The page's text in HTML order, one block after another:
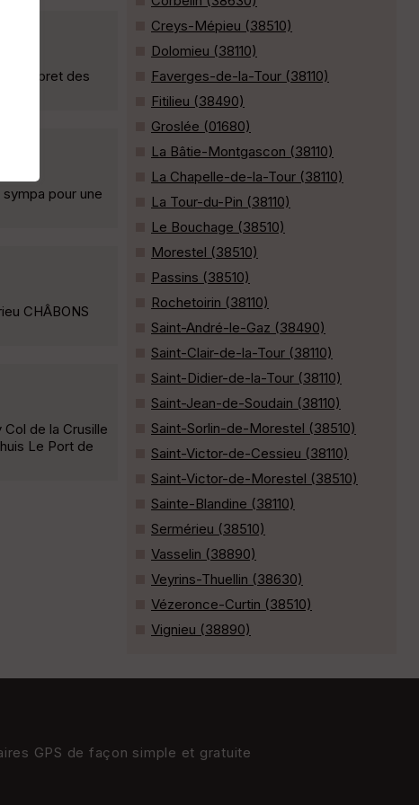
la foret des
pour une
CHÂBONS
de la Crusille
Le Port de
Creys-Mépieu (38510)
Dolomieu (38110)
Faverges-de-la-Tour (38110)
Fitilieu (38490)
Groslée (01680)
La Bâtie-Montgascon (38110)
La Chapelle-de-la-Tour (38110)
La Tour-du-Pin (38110)
Le Bouchage (38510)
Morestel (38510)
Passins (38510)
Rochetoirin (38110)
Saint-André-le-Gaz (38490)
Saint-Clair-de-la-Tour (38110)
Saint-Didier-de-la-Tour (38110)
Saint-Jean-de-Soudain (38110)
Saint-Sorlin-de-Morestel (38510)
Saint-Victor-de-Cessieu (38110)
Saint-Victor-de-Morestel (38510)
Sainte-Blandine (38110)
Sermérieu (38510)
Vasselin (38890)
Veyrins-Thuellin (38630)
Vézeronce-Curtin (38510)
Vignieu (38890)
GPS de façon simple et gratuite